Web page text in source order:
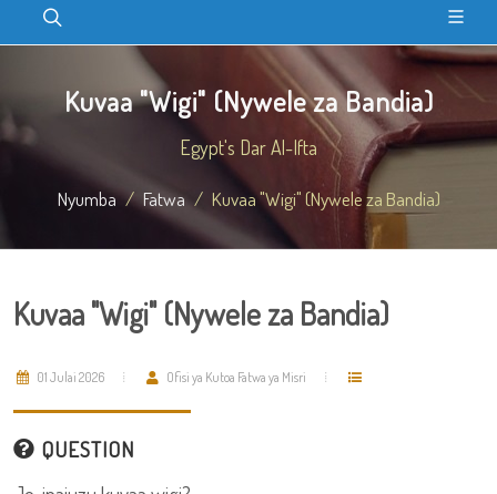
Kuvaa "Wigi" (Nywele za Bandia)
Egypt's Dar Al-Ifta
Nyumba Fatwa Kuvaa "Wigi" (Nywele za Bandia)
Kuvaa "Wigi" (Nywele za Bandia)
01 Julai 2026 Ofisi ya Kutoa Fatwa ya Misri
QUESTION